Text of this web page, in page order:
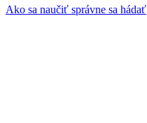
Ako sa naučiť správne sa hádať